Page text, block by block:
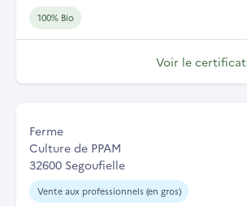
100% Bio
Voir le certificat
Ferme
Culture de PPAM
32600 Segoufielle
Vente aux professionnels (en gros)